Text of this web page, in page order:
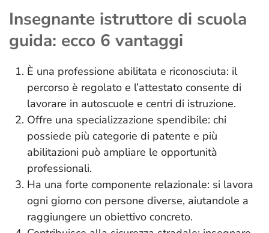
Insegnante istruttore di scuola
guida: ecco 6 vantaggi
È una professione abilitata e riconosciuta: il
percorso è regolato e l’attestato consente di
lavorare in autoscuole e centri di istruzione.
Offre una specializzazione spendibile: chi
possiede più categorie di patente e più
abilitazioni può ampliare le opportunità
professionali.
Ha una forte componente relazionale: si lavora
ogni giorno con persone diverse, aiutandole a
raggiungere un obiettivo concreto.